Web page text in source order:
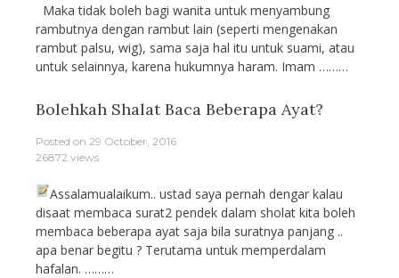
Maka tidak boleh bagi wanita untuk menyambung
rambutnya dengan rambut lain (seperti mengenakan
rambut palsu, wig), sama saja hal itu untuk suami, atau
untuk selainnya, karena hukumnya haram. Imam ………
Bolehkah Shalat Baca Beberapa Ayat?
Posted on 29 October, 2016
26872 views
Assalamualaikum.. ustad saya pernah dengar kalau
disaat membaca surat2 pendek dalam sholat kita boleh
membaca beberapa ayat saja bila suratnya panjang ..
apa benar begitu ? Terutama untuk memperdalam
hafalan. ………